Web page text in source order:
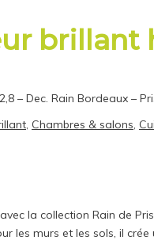
brillant
– Dec. Rain Bordeaux –
, Chambres & salons,
la collection Rain de
les murs et les sols, il